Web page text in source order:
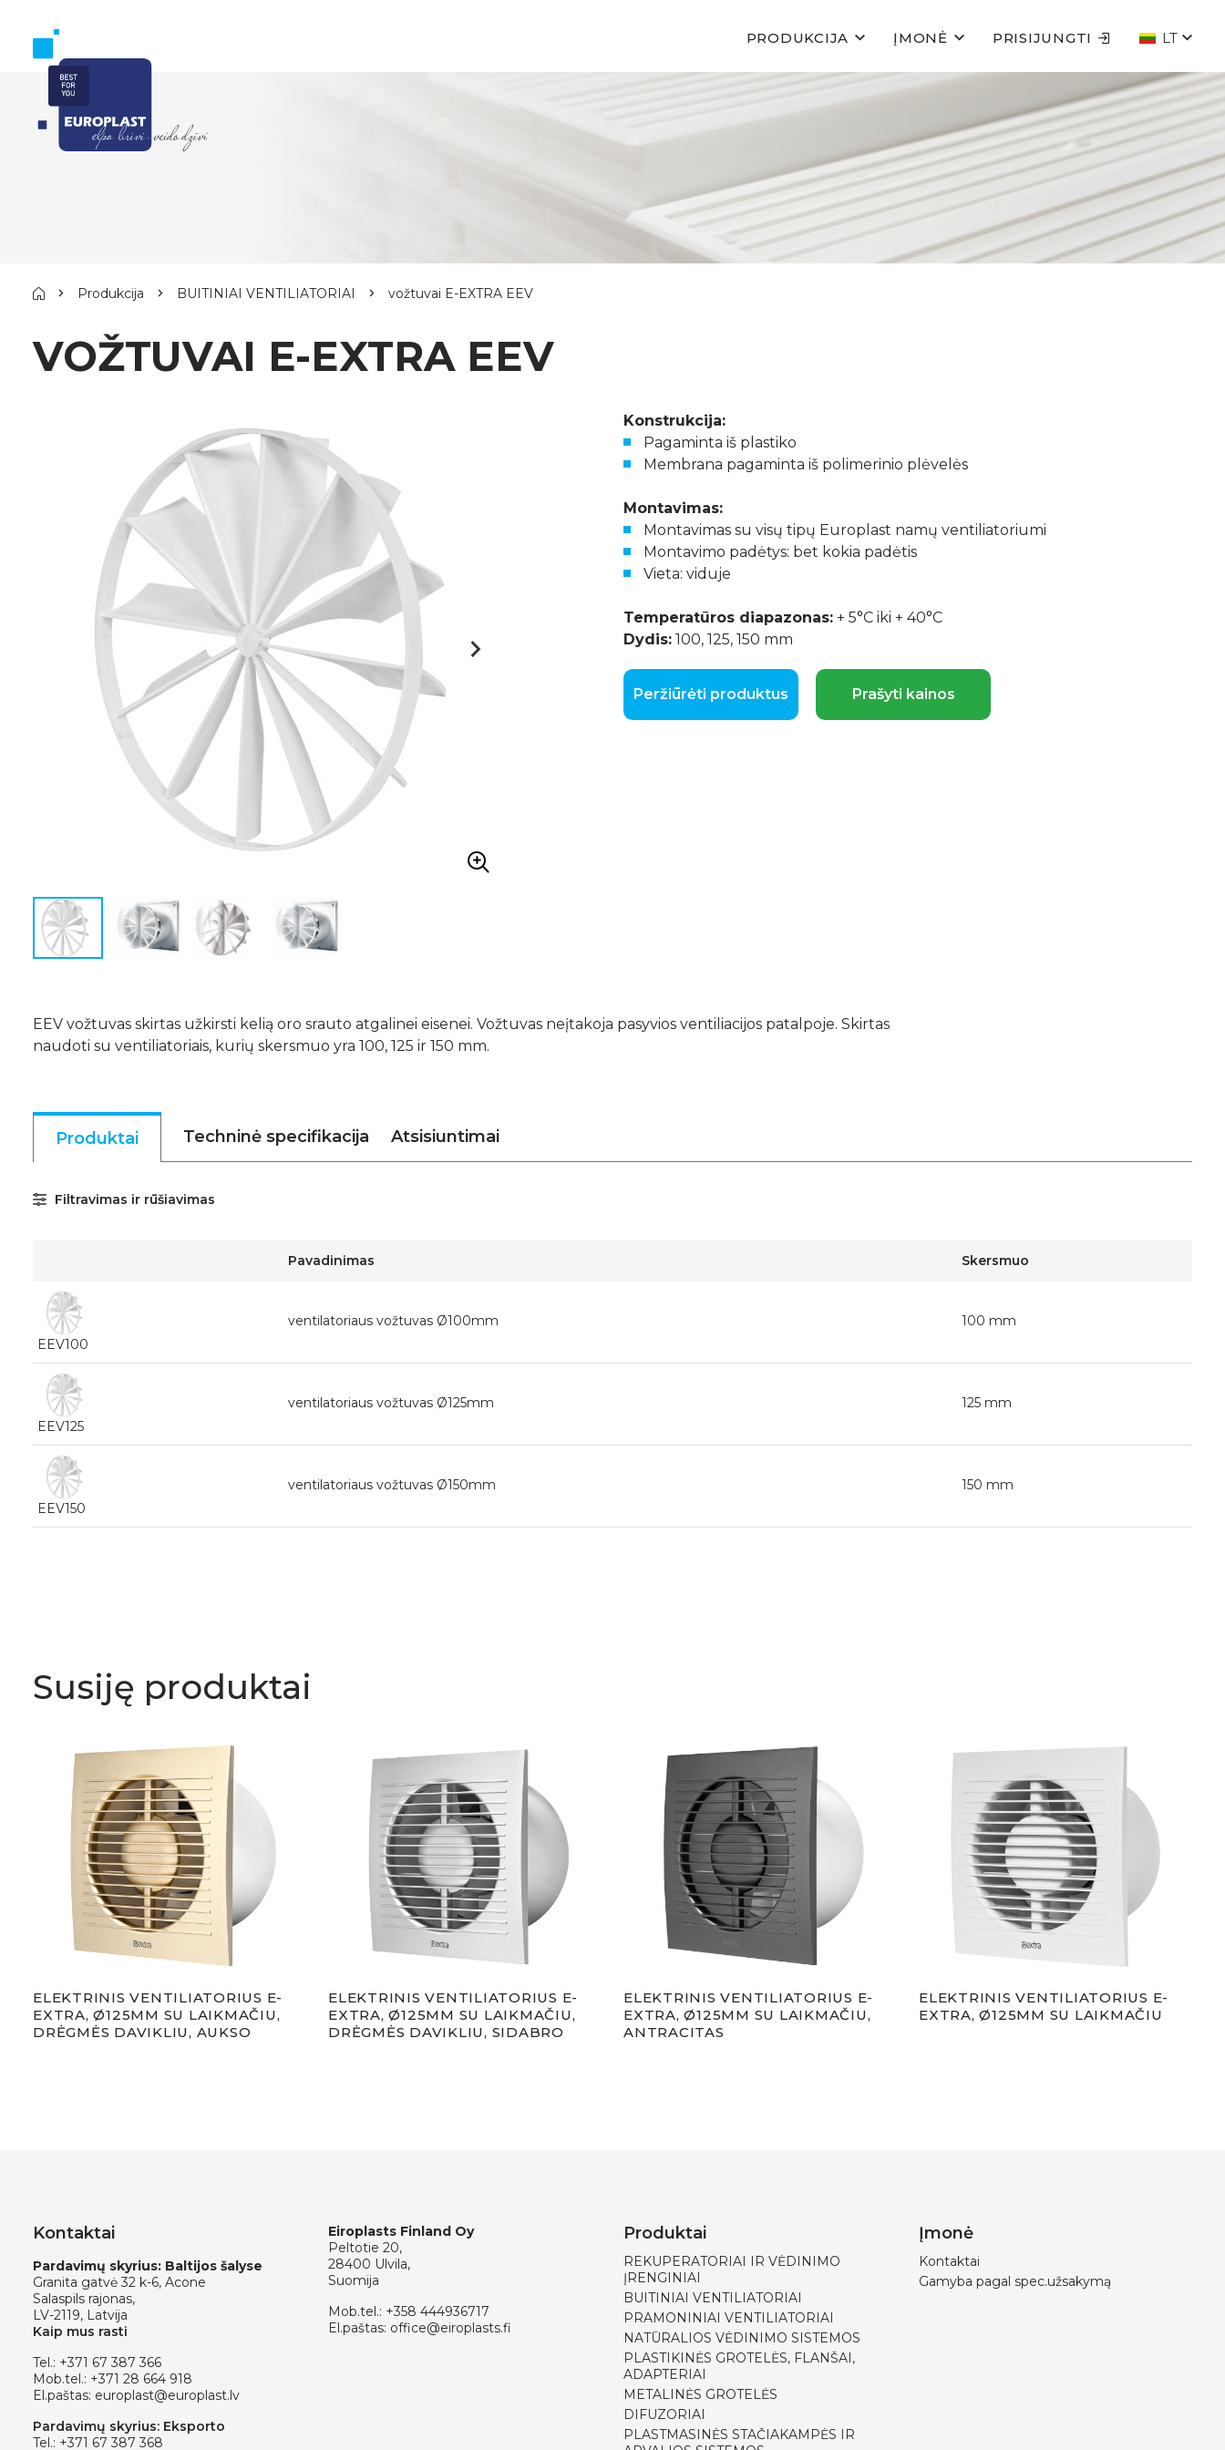
PRODUKCIJA ĮMONĖ PRISIJUNGTI LT
Produkcija BUITINIAI VENTILIATORIAI vožtuvai E-EXTRA EEV
VOŽTUVAI E-EXTRA EEV
Konstrukcija:
Pagaminta iš plastiko
Membrana pagaminta iš polimerinio plėvelės
Montavimas:
Montavimas su visų tipų Europlast namų ventiliatoriumi
Montavimo padėtys: bet kokia padėtis
Vieta: viduje
Temperatūros diapazonas: + 5°C iki + 40°C
Dydis: 100, 125, 150 mm
Peržiūrėti produktus Prašyti kainos
EEV vožtuvas skirtas užkirsti kelią oro srauto atgalinei eisenei. Vožtuvas neįtakoja pasyvios ventiliacijos patalpoje. Skirtas
naudoti su ventiliatoriais, kurių skersmuo yra 100, 125 ir 150 mm.
Produktai Techninė specifikacija Atsisiuntimai
Filtravimas ir rūšiavimas
Pavadinimas Skersmuo
EEV100
ventilatoriaus vožtuvas Ø100mm 100 mm
EEV125
ventilatoriaus vožtuvas Ø125mm 125 mm
EEV150
ventilatoriaus vožtuvas Ø150mm 150 mm
Susiję produktai
ELEKTRINIS VENTILIATORIUS E-
EXTRA, Ø125MM SU LAIKMAČIU,
DRĖGMĖS DAVIKLIU, AUKSO
ELEKTRINIS VENTILIATORIUS E-
EXTRA, Ø125MM SU LAIKMAČIU,
DRĖGMĖS DAVIKLIU, SIDABRO
ELEKTRINIS VENTILIATORIUS E-
EXTRA, Ø125MM SU LAIKMAČIU,
ANTRACITAS
ELEKTRINIS VENTILIATORIUS E-
EXTRA, Ø125MM SU LAIKMAČIU
Kontaktai
Pardavimų skyrius: Baltijos šalyse
Granita gatvė 32 k-6, Acone
Salaspils rajonas,
LV-2119, Latvija
Kaip mus rasti
Tel.: +371 67 387 366
Mob.tel.: +371 28 664 918
El.paštas: europlast@europlast.lv
Pardavimų skyrius: Eksporto
Tel.: +371 67 387 368
Eiroplasts Finland Oy
Peltotie 20,
28400 Ulvila,
Suomija
Mob.tel.: +358 444936717
El.paštas: office@eiroplasts.fi
Produktai
REKUPERATORIAI IR VĖDINIMO
ĮRENGINIAI
BUITINIAI VENTILIATORIAI
PRAMONINIAI VENTILIATORIAI
NATŪRALIOS VĖDINIMO SISTEMOS
PLASTIKINĖS GROTELĖS, FLANŠAI,
ADAPTERIAI
METALINĖS GROTELĖS
DIFUZORIAI
PLASTMASINĖS STAČIAKAMPĖS IR
Įmonė
Kontaktai
Gamyba pagal spec.užsakymą